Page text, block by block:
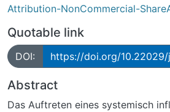
Attribution-NonCommercial-
Quotable link
DOI: https://doi.org/
Abstract
Das Auftreten eines systemisch